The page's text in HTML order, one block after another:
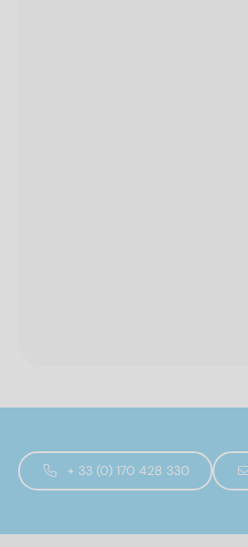
+ 33 (0) 170 428 330